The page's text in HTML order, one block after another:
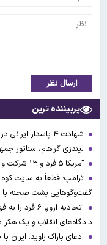
ارسال نظر
پربیننده ترین
شهادت ۴ پاسدار ایرانی در حمله دیشب آمریکت و عربستان به عراق
لیندزی گراهام، سناتور
آمریکا ۵ فرد و ۱۳ شرکت و صرافی را تحریم کرد+اسامی
ترامپ: قطعاً به سایت
گفت‌وگوهایی پشت صحنه با
اتحادیه
دادگاه‌های انقلاب و یک
ادعای باراک راوید: